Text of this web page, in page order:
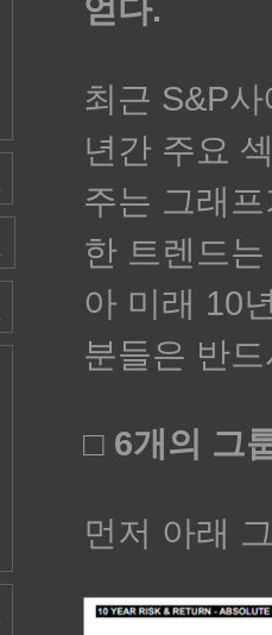
얻다.
최근 S&P
년간 주요
주는 그래
한 트렌드
아 미래 10
분들은 반
□ 6개의 그
먼저 아래